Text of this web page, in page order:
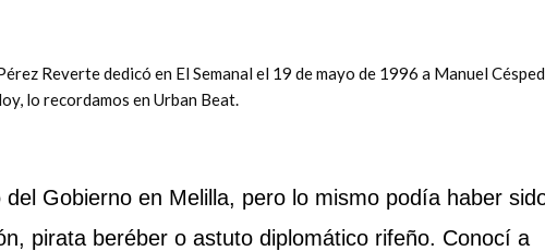
Reverte dedicó en El Semanal el 19 de mayo de 1996 a Manuel
lo recordamos en Urban Beat.
Gobierno en Melilla, pero lo mismo podía haber
pirata beréber o astuto diplomático rifeño. Conocí a